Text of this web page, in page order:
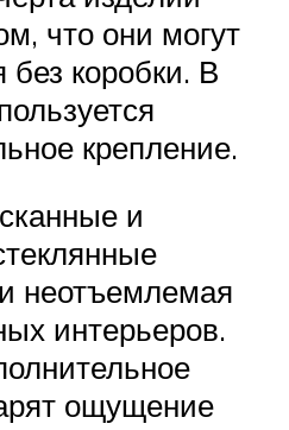
что они могут
без коробки. В
крепление.
и
неотъемлемая
интерьеров.
ощущение